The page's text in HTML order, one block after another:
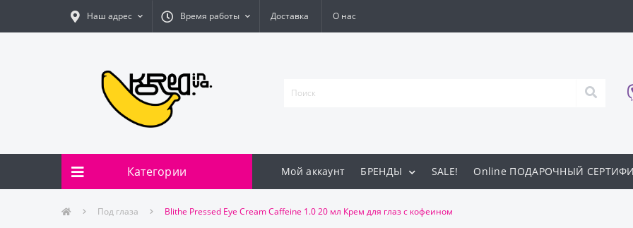
Наш адрес Время работы Доставка О нас
Категории Мой аккаунт БРЕНДЫ SALE! Online ПОДАРОЧНЫЙ
Под глаза Blithe Pressed Eye Cream Caffeine 1.0 20 мл Крем для глаз с кофеином